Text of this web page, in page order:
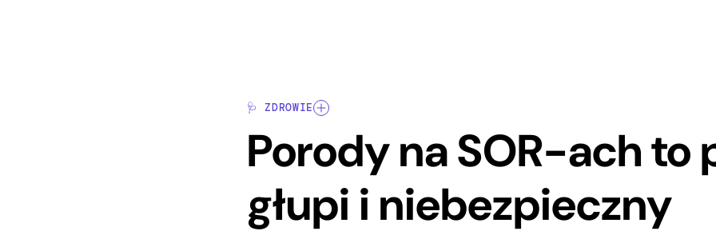
🩺 ZDROWIE
Porody na SOR-ach to
głupi i niebezpieczny